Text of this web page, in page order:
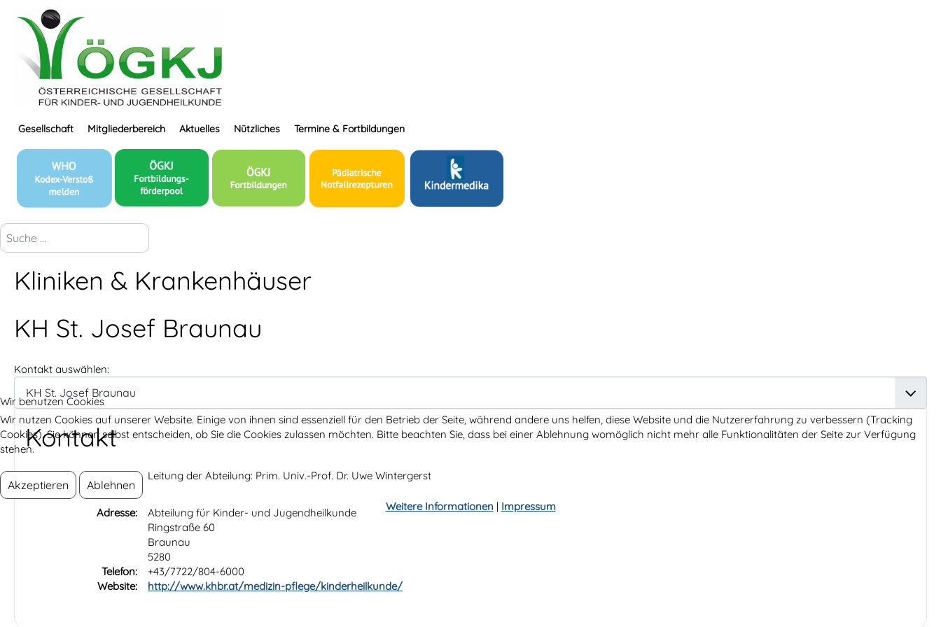
Gesellschaft Mitgliederbereich Aktuelles Nützliches Termine & Fortbildungen
suchen...
Kliniken & Krankenhäuser
KH St. Josef Braunau
Kontakt auswählen:
Kontakt
Position: Leitung der Abteilung: Prim. Univ.-Prof. Dr. Uwe Wintergerst
Adresse:
Abteilung für Kinder- und Jugendheilkunde
Ringstraße 60
Braunau
5280
Telefon:
+43/7722/804-6000
Website:
http://www.khbr.at/medizin-pflege/kinderheilkunde/
Wir benutzen Cookies
Wir nutzen Cookies auf unserer Website. Einige von ihnen sind essenziell für den Betrieb der Seite, während andere uns helfen, diese Website und die Nutzererfahrung zu verbessern (Tracking
Cookies). Sie können selbst entscheiden, ob Sie die Cookies zulassen möchten. Bitte beachten Sie, dass bei einer Ablehnung womöglich nicht mehr alle Funktionalitäten der Seite zur Verfügung
stehen.
Akzeptieren Ablehnen
Weitere Informationen| Impressum